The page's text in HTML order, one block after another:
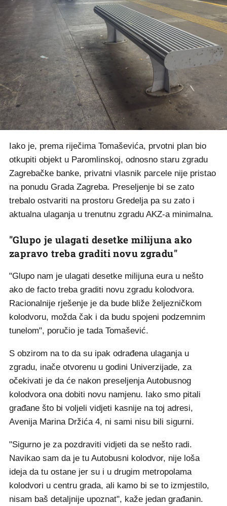
Iako je, prema riječima Tomaševića, prvotni plan bio
otkupiti objekt u Paromlinskoj, odnosno staru zgradu
Zagrebačke banke, privatni vlasnik parcele nije pristao
na ponudu Grada Zagreba. Preseljenje bi se zato
trebalo ostvariti na prostoru Gredelja pa su zato i
aktualna ulaganja u trenutnu zgradu AKZ-a minimalna.
"Glupo je ulagati desetke milijuna ako
zapravo treba graditi novu zgradu"
"Glupo nam je ulagati desetke milijuna eura u nešto
ako de facto treba graditi novu zgradu kolodvora.
Racionalnije rješenje je da bude bliže željezničkom
kolodvoru, možda čak i da budu spojeni podzemnim
tunelom", poručio je tada Tomašević.
S obzirom na to da su ipak odrađena ulaganja u
zgradu, inače otvorenu u godini Univerzijade, za
očekivati je da će nakon preseljenja Autobusnog
kolodvora ona dobiti novu namjenu. Iako smo pitali
građane što bi voljeli vidjeti kasnije na toj adresi,
Avenija Marina Držića 4, ni sami nisu bili sigurni.
"Sigurno je za pozdraviti vidjeti da se nešto radi.
Navikao sam da je tu Autobusni kolodvor, nije loša
ideja da tu ostane jer su i u drugim metropolama
kolodvori u centru grada, ali kamo bi se to izmjestilo,
nisam baš detaljnije upoznat", kaže jedan građanin.